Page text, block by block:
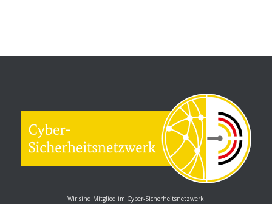
Wir sind Mitglied im Cyber-Sicherheitsnetzwerk